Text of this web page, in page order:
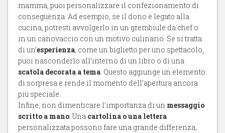
mamma, puoi personalizzare il confezionamento di
conseguenza. Ad esempio, se il dono è legato alla
cucina, potresti avvolgerlo in un grembiule da chef o
in un canovaccio con un motivo culinario. Se si tratta
di un’esperienza, come un biglietto per uno spettacolo,
puoi nasconderlo all’interno di un libro o di una
scatola decorata a tema. Questo aggiunge un elemento
di sorpresa e rende il momento dell’apertura ancora
più speciale.
Infine, non dimenticare l’importanza di un messaggio
scritto a mano. Una cartolina o una lettera
personalizzata possono fare una grande differenza,